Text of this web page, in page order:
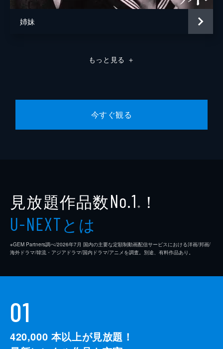
姉妹
もっと見る ＋
今すぐ観る
見放題作品数No.1 ※ ！
U-NEXTとは
※GEM Partners調べ/2026年7⽉ 国内の主要な定額制動画配信サービスにおける洋画/邦画/
海外ドラマ/韓流・アジアドラマ/国内ドラマ/アニメを調査。別途、有料作品あり。
01
420,000 本以上が見放題！